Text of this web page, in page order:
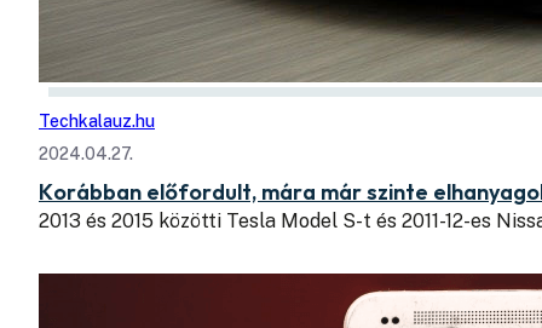
Techkalauz.hu
2024.04.27.
Korábban előfordult, mára már szinte
2013 és 2015 közötti Tesla Model S-t és 2011-12-es